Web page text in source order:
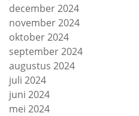
december 2024
november 2024
oktober 2024
september 2024
augustus 2024
juli 2024
juni 2024
mei 2024